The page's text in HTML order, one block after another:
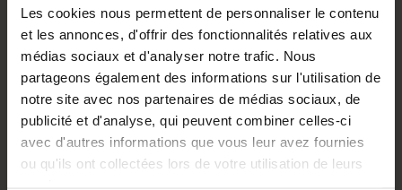
Les cookies nous permettent de personnaliser le contenu
et les annonces, d'offrir des fonctionnalités relatives aux
médias sociaux et d'analyser notre trafic. Nous
partageons également des informations sur l'utilisation de
notre site avec nos partenaires de médias sociaux, de
publicité et d'analyse, qui peuvent combiner celles-ci
avec d'autres informations que vous leur avez fournies
ou qu'ils ont collectées lors de votre utilisation de leurs
Comment conserver le miel ?
Dans ce tutoriel sur la conservation du miel , nous vous
livrons toutes nos astuces : commentconditionner le
miel, oùstocker le mielet comment prévenir la
cristallisation du miel.